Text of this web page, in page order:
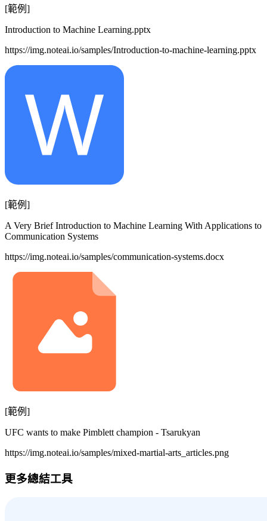
[範例]
Introduction to Machine Learning.pptx
https://img.noteai.io/samples/Introduction-to-machine-learning.pptx
[範例]
A Very Brief Introduction to Machine Learning With Applications to
Communication Systems
https://img.noteai.io/samples/communication-systems.docx
[範例]
UFC wants to make Pimblett champion - Tsarukyan
https://img.noteai.io/samples/mixed-martial-arts_articles.png
更多總結工具